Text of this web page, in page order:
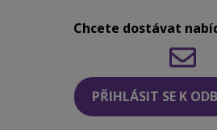
Chcete dostávat
PŘIHLÁSIT SE K